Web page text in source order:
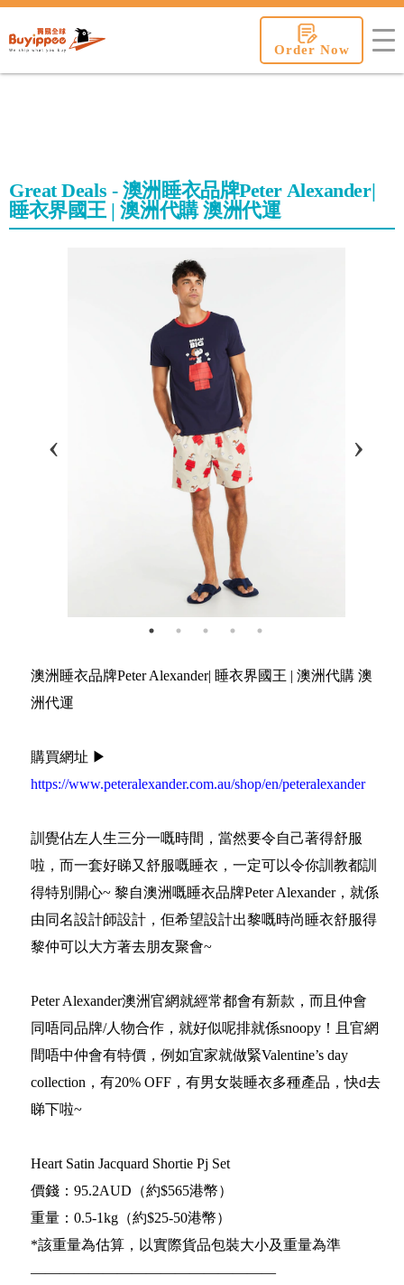
Order Now
Great Deals - 澳洲睡衣品牌Peter Alexander|
睡衣界國王 | 澳洲代購 澳洲代運
澳洲睡衣品牌Peter Alexander| 睡衣界國王 | 澳洲代購 澳
洲代運
購買網址 ▶
https://www.peteralexander.com.au/shop/en/peteralexander
訓覺佔左人生三分一嘅時間，當然要令自己著得舒服
啦，而一套好睇又舒服嘅睡衣，一定可以令你訓教都訓
得特別開心~ 黎自澳洲嘅睡衣品牌Peter Alexander，就係
由同名設計師設計，佢希望設計出黎嘅時尚睡衣舒服得
黎仲可以大方著去朋友聚會~
Peter Alexander澳洲官網就經常都會有新款，而且仲會
同唔同品牌/人物合作，就好似呢排就係snoopy！且官網
間唔中仲會有特價，例如宜家就做緊Valentine’s day
collection，有20% OFF，有男女裝睡衣多種產品，快d去
睇下啦~
Heart Satin Jacquard Shortie Pj Set
價錢：95.2AUD（約$565港幣）
重量：0.5-1kg（約$25-50港幣）
*該重量為估算，以實際貨品包裝大小及重量為準
—————————————————